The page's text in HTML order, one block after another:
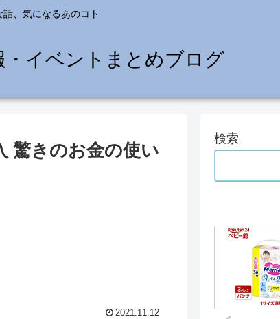
話、気になるあのコト
イベントまとめブログ
驚きのお金の使い
2021.11.12
検索